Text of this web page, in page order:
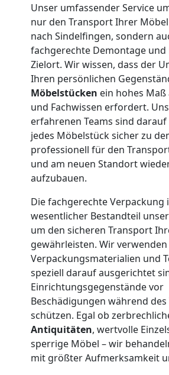
Unser umfassender Service
nur den Transport Ihrer
nach Sindelfingen, sondern
fachgerechte Demontage und
Zielort. Wir wissen, dass der
Ihren persönlichen
Möbelstücken ein hohes
und Fachwissen erfordert.
erfahrenen Teams sind
jedes Möbelstück sicher zu
professionell für den
und am neuen Standort
aufzubauen.
Die fachgerechte Verpackung
wesentlicher Bestandteil
um den sicheren Transport
gewährleisten. Wir
Verpackungsmaterialien und
speziell darauf ausgerichtet
Einrichtungsgegenstände vor
Beschädigungen während
schützen. Egal ob
Antiquitäten, wertvolle
sperrige Möbel – wir
mit größter Aufmerksamkeit
Küchenumzug
Feldkirch
Umzug
und
Lagerung
Feldkirch
Full-
Service-
Umzug
Feldkirch